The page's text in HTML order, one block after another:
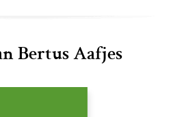
Bertus Aafjes